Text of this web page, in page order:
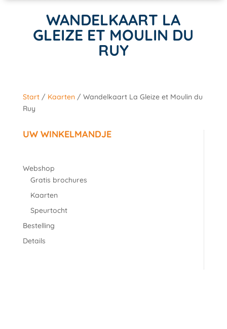
WANDELKAART LA
GLEIZE ET MOULIN DU
RUY
Start/ Kaarten/ Wandelkaart La Gleize et Moulin du
Ruy
UW WINKELMANDJE
Webshop
Gratis brochures
Kaarten
Speurtocht
Bestelling
Details